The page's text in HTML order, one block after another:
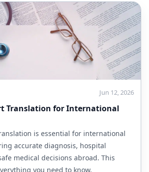
Jun 12, 2026
Translation for International
is essential for international
accurate diagnosis, hospital
medical decisions abroad. This
you need to know.